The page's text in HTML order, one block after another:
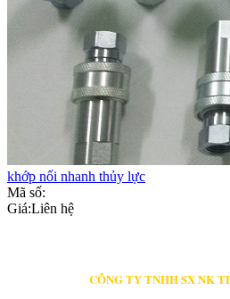
khớp nối nhanh thủy lực
Mã số:
Giá:Liên hệ
CÔNG TY TNHH SX NK